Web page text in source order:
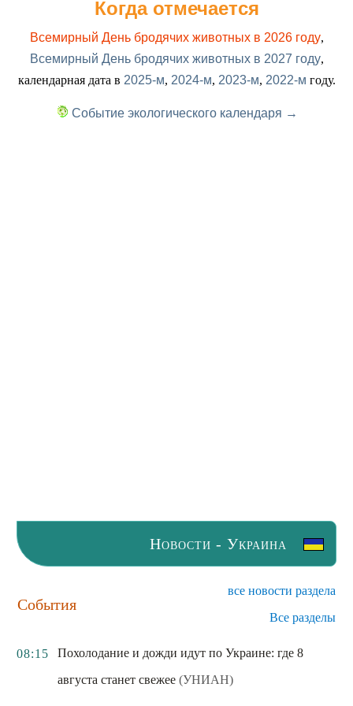
Когда отмечается
Всемирный День бродячих животных в 2026 году,
Всемирный День бродячих животных в 2027 году,
календарная дата в 2025-м, 2024-м, 2023-м, 2022-м году.
Событие экологического календаря →
Новости - Украина
События
все новости раздела
Все разделы
08:15
Похолодание и дожди идут по Украине: где 8
августа станет свежее (УНИАН)